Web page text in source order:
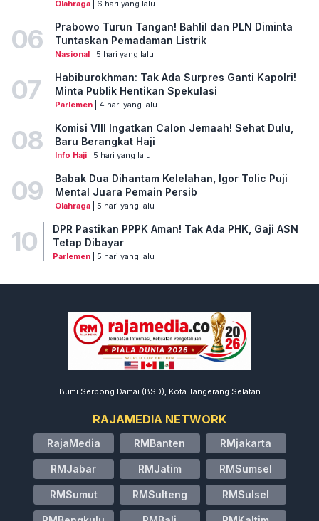
Olahraga| 6 hari yang lalu
06
Prabowo Turun Tangan! Bahlil dan PLN Diminta
Tuntaskan Pemadaman Listrik
Nasional| 5 hari yang lalu
07
Habiburokhman: Tak Ada Surpres Ganti Kapolri!
Minta Publik Hentikan Spekulasi
Parlemen| 4 hari yang lalu
08
Komisi VIII Ingatkan Calon Jemaah! Sehat Dulu,
Baru Berangkat Haji
Info Haji| 5 hari yang lalu
09
Babak Dua Dihantam Kelelahan, Igor Tolic Puji
Mental Juara Pemain Persib
Olahraga| 5 hari yang lalu
10
DPR Pastikan PPPK Aman! Tak Ada PHK, Gaji ASN
Tetap Dibayar
Parlemen| 5 hari yang lalu
Bumi Serpong Damai (BSD), Kota Tangerang Selatan
RAJAMEDIA NETWORK
RajaMedia RMBanten RMjakarta
RMJabar RMJatim RMSumsel
RMSumut RMSulteng RMSulsel